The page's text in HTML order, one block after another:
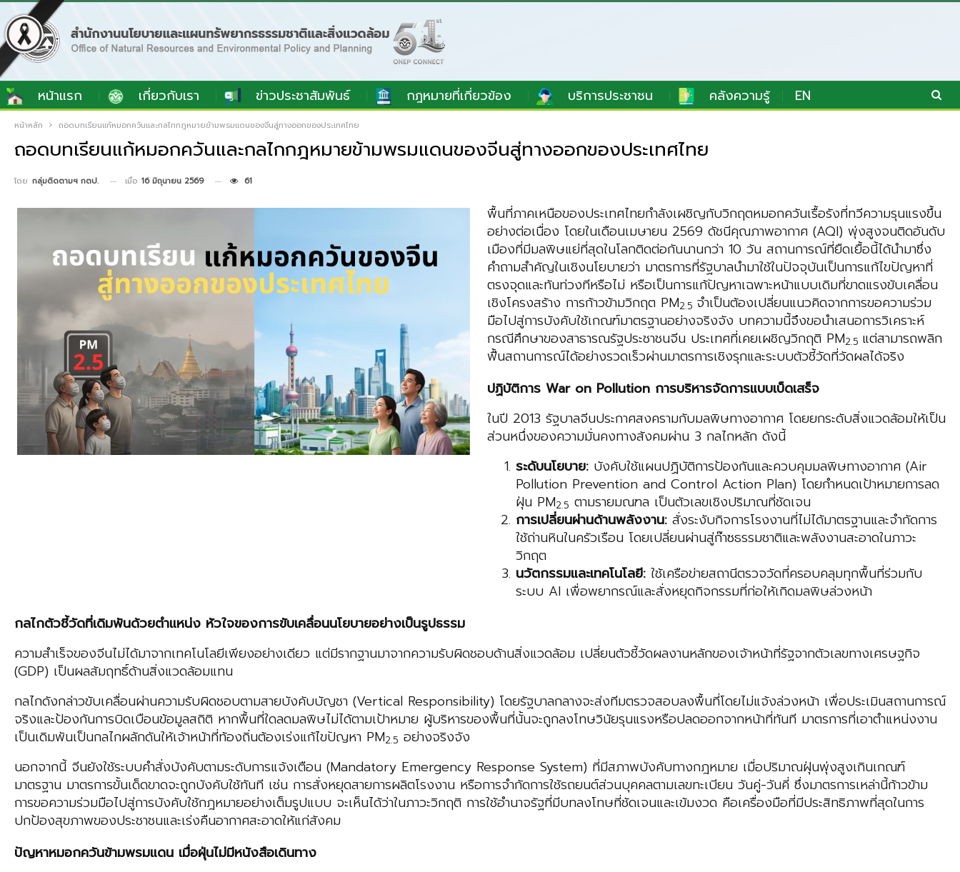
หน้าแรก เกี่ยวกับเรา ข่าวประชาสัมพันธ์ กฎหมายที่เกี่ยวข้อง บริการประชาชน คลังความรู้ EN
หน้าหลัก ถอดบทเรียนแก้หมอกควันและกลไกกฎหมายข้ามพรมแดนของจีนสู่ทางออกของประเทศไทย
ถอดบทเรียนแก้หมอกควันและกลไกกฎหมายข้ามพรมแดนของจีนสู่ทางออกของประเทศไทย
โดย กลุ่มติดตามฯ กตป. เมื่อ 16 มิถุนายน 2569 61
พื้นที่ภาคเหนือของประเทศไทยกำลังเผชิญกับวิกฤตหมอกควันเรื้อรังที่ทวีความรุนแรงขึ้น
อย่างต่อเนื่อง โดยในเดือนเมษายน 2569 ดัชนีคุณภาพอากาศ (AQI) พุ่งสูงจนติดอันดับ
เมืองที่มีมลพิษแย่ที่สุดในโลกติดต่อกันนานกว่า 10 วัน สถานการณ์ที่ยืดเยื้อนี้ได้นำมาซึ่ง
คำถามสำคัญในเชิงนโยบายว่า มาตรการที่รัฐบาลนำมาใช้ในปัจจุบันเป็นการแก้ไขปัญหาที่
ตรงจุดและทันท่วงทีหรือไม่ หรือเป็นการแก้ปัญหาเฉพาะหน้าแบบเดิมที่ขาดแรงขับเคลื่อน
เชิงโครงสร้าง การก้าวข้ามวิกฤต PM2.5 จำเป็นต้องเปลี่ยนแนวคิดจากการขอความร่วม
มือไปสู่การบังคับใช้เกณฑ์มาตรฐานอย่างจริงจัง บทความนี้จึงขอนำเสนอการวิเคราะห์
กรณีศึกษาของสาธารณรัฐประชาชนจีน ประเทศที่เคยเผชิญวิกฤติ PM2.5 แต่สามารถพลิก
ฟื้นสถานการณ์ได้อย่างรวดเร็วผ่านมาตรการเชิงรุกและระบบตัวชี้วัดที่วัดผลได้จริง
ปฏิบัติการ War on Pollution การบริหารจัดการแบบเบ็ดเสร็จ
ในปี 2013 รัฐบาลจีนประกาศสงครามกับมลพิษทางอากาศ โดยยกระดับสิ่งแวดล้อมให้เป็น
ส่วนหนึ่งของความมั่นคงทางสังคมผ่าน 3 กลไกหลัก ดังนี้
ระดับนโยบาย: บังคับใช้แผนปฏิบัติการป้องกันและควบคุมมลพิษทางอากาศ (Air
Pollution Prevention and Control Action Plan) โดยกำหนดเป้าหมายการลด
ฝุ่น PM2.5 ตามรายมณฑล เป็นตัวเลขเชิงปริมาณที่ชัดเจน
การเปลี่ยนผ่านด้านพลังงาน: สั่งระงับกิจการโรงงานที่ไม่ได้มาตรฐานและจำกัดการ
ใช้ถ่านหินในครัวเรือน โดยเปลี่ยนผ่านสู่ก๊าซธรรมชาติและพลังงานสะอาดในภาวะ
วิกฤต
นวัตกรรมและเทคโนโลยี: ใช้เครือข่ายสถานีตรวจวัดที่ครอบคลุมทุกพื้นที่ร่วมกับ
ระบบ AI เพื่อพยากรณ์และสั่งหยุดกิจกรรมที่ก่อให้เกิดมลพิษล่วงหน้า
กลไกตัวชี้วัดที่เดิมพันด้วยตำแหน่ง หัวใจของการขับเคลื่อนนโยบายอย่างเป็นรูปธรรม
ความสำเร็จของจีนไม่ได้มาจากเทคโนโลยีเพียงอย่างเดียว แต่มีรากฐานมาจากความรับผิดชอบด้านสิ่งแวดล้อม เปลี่ยนตัวชี้วัดผลงานหลักของเจ้าหน้าที่รัฐจากตัวเลขทางเศรษฐกิจ
(GDP) เป็นผลสัมฤทธิ์ด้านสิ่งแวดล้อมแทน
กลไกดังกล่าวขับเคลื่อนผ่านความรับผิดชอบตามสายบังคับบัญชา (Vertical Responsibility) โดยรัฐบาลกลางจะส่งทีมตรวจสอบลงพื้นที่โดยไม่แจ้งล่วงหน้า เพื่อประเมินสถานการณ์
จริงและป้องกันการบิดเบือนข้อมูลสถิติ หากพื้นที่ใดลดมลพิษไม่ได้ตามเป้าหมาย ผู้บริหารของพื้นที่นั้นจะถูกลงโทษวินัยรุนแรงหรือปลดออกจากหน้าที่ทันที มาตรการที่เอาตำแหน่งงาน
เป็นเดิมพันเป็นกลไกผลักดันให้เจ้าหน้าที่ท้องถิ่นต้องเร่งแก้ไขปัญหา PM2.5 อย่างจริงจัง
นอกจากนี้ จีนยังใช้ระบบคำสั่งบังคับตามระดับการแจ้งเตือน (Mandatory Emergency Response System) ที่มีสภาพบังคับทางกฎหมาย เมื่อปริมาณฝุ่นพุ่งสูงเกินเกณฑ์
มาตรฐาน มาตรการขั้นเด็ดขาดจะถูกบังคับใช้ทันที เช่น การสั่งหยุดสายการผลิตโรงงาน หรือการจำกัดการใช้รถยนต์ส่วนบุคคลตามเลขทะเบียน วันคู่-วันคี่ ซึ่งมาตรการเหล่านี้ก้าวข้าม
การขอความร่วมมือไปสู่การบังคับใช้กฎหมายอย่างเต็มรูปแบบ จะเห็นได้ว่าในภาวะวิกฤติ การใช้อำนาจรัฐที่มีบทลงโทษที่ชัดเจนและเข้มงวด คือเครื่องมือที่มีประสิทธิภาพที่สุดในการ
ปกป้องสุขภาพของประชาชนและเร่งคืนอากาศสะอาดให้แก่สังคม
ปัญหาหมอกควันข้ามพรมแดน เมื่อฝุ่นไม่มีหนังสือเดินทาง